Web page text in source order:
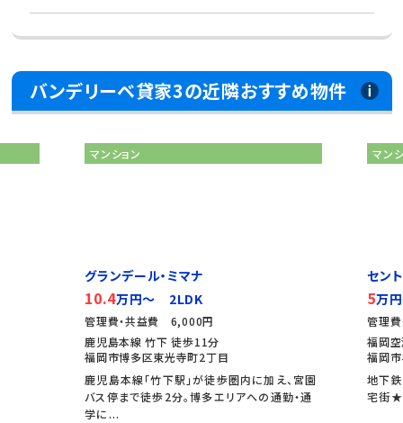
バンデリーベ貸家3の近隣おすすめ物件
マンション
グランデール・ミマナ
10.4万円～ 2LDK
管理費・共益費 6,000円
鹿児島本線 竹下 徒歩11分
福岡市博多区東光寺町2丁目
鹿児島本線「竹下駅」が徒歩圏内に加え、宮園
バス停まで徒歩2分。博多エリアへの通勤・通
学に...
マン
セン
5万
管理
福岡
福岡
地下
宅街★